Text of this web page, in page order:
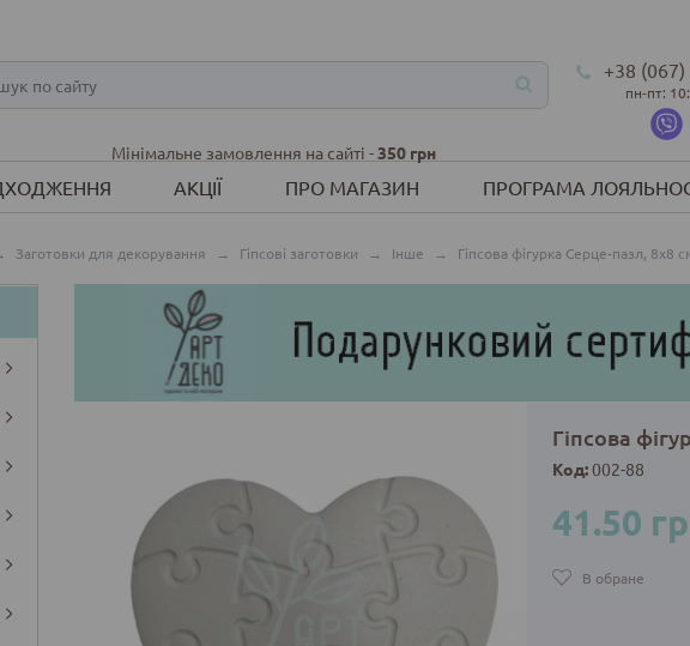
Мінімальне замовлення на сайті -350 грн
+38
пн-пт:
АКЦІЇ ПРО МАГАЗИН ПРОГРАМА
Заготовки для декорування → Гіпсові заготовки → Інше → Гіпсова фігурка Серце-пазл, 8х8
Гіпсова
Код:002-88
41.50
В обране